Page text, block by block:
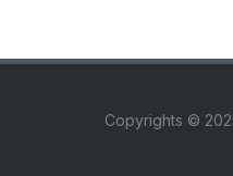
Copyrights © 2025